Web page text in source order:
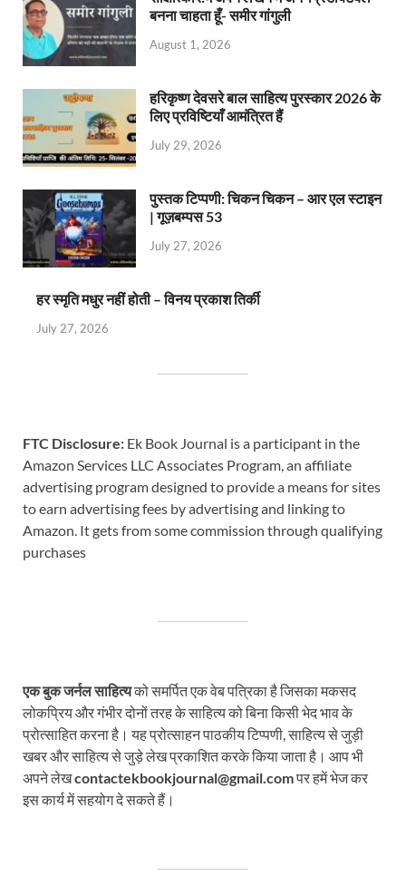
बनना चाहता हूँ- समीर गांगुली
August 1, 2026
हरिकृष्ण देवसरे बाल साहित्य पुरस्कार 2026 के
लिए प्रविष्टियाँ आमंत्रित हैं
July 29, 2026
पुस्तक टिप्पणी: चिकन चिकन – आर एल स्टाइन
| गूज़बम्पस 53
July 27, 2026
हर स्मृति मधुर नहीं होती – विनय प्रकाश तिर्की
July 27, 2026
FTC Disclosure: Ek Book Journal is a participant in the
Amazon Services LLC Associates Program, an affiliate
advertising program designed to provide a means for sites
to earn advertising fees by advertising and linking to
Amazon. It gets from some commission through qualifying
purchases
एक बुक जर्नल साहित्यको समर्पित एक वेब पत्रिका है जिसका मकसद
लोकप्रिय और गंभीर दोनों तरह के साहित्य को बिना किसी भेद भाव के
प्रोत्साहित करना है। यह प्रोत्साहन पाठकीय टिप्पणी, साहित्य से जुड़ी
खबर और साहित्य से जुड़े लेख प्रकाशित करके किया जाता है। आप भी
अपने लेखcontactekbookjournal@gmail.comपर हमें भेज कर
इस कार्य में सहयोग दे सकते हैं।